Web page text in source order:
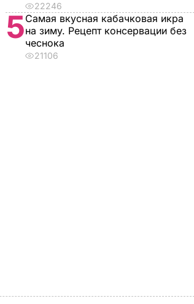
упырь"
пугал
на крыше
с косой и
балахоне
22246
5Самая вкусная кабачковая икра
на зиму. Рецепт консервации без
чеснока
21106